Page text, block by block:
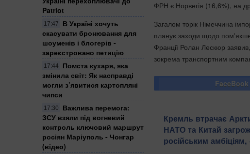
Patriot
17:47
В Україні хочуть
скасувати бронювання для
шоуменів і блогерів -
зареєстровано петицію
17:44
Помста кухаря, яка
змінила світ: Як насправді
могли з’явитися картопляні
чипси
17:30
Важлива перемога:
ЗСУ взяли під вогневий
контроль ключовий маршрут
росіян Маріуполь - Чонгар
(відео)
ФРН є Норвегія (16,6%), на
Загалом торік Німеччина
планує заходи щодо
Франції Ролан Лескюр
зокрема транспортним
FaceBook
Кремль втрачає
НАТО та Китай
російським